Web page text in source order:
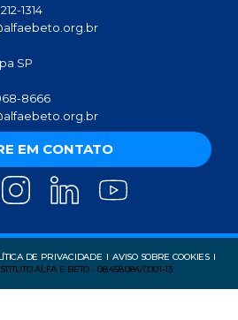
1314
SP
8666
EM CONTATO
DE PRIVACIDADE
AVISO SOBRE COOKIES
ALFA E BETO - 08.458.084/0001-13